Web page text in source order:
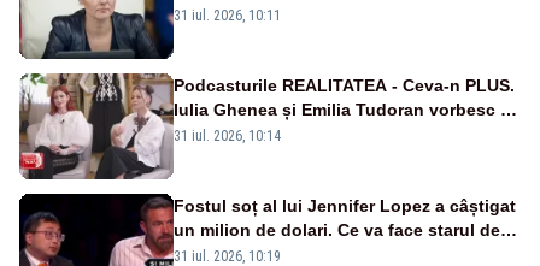
Este o negociere proastă pe care a făcut-
31 iul. 2026, 10:11
Podcasturile REALITATEA - Ceva-n PLUS.
Iulia Ghenea și Emilia Tudoran vorbesc în
premieră la Realitatea Plus - VIDEO
31 iul. 2026, 10:14
Fostul soț al lui Jennifer Lopez a câștigat
un milion de dolari. Ce va face starul de la
Hollywood cu banii câștigați?
31 iul. 2026, 10:19